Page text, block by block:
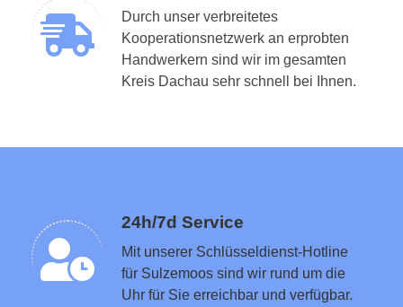
Durch unser verbreitetes
Kooperationsnetzwerk an erprobten
Handwerkern sind wir im gesamten
Kreis Dachau sehr schnell bei Ihnen.
24h/7d Service
Mit unserer Schlüsseldienst-Hotline
für Sulzemoos sind wir rund um die
Uhr für Sie erreichbar und verfügbar.
Schlüsseldienst in der Nähe vermitteln